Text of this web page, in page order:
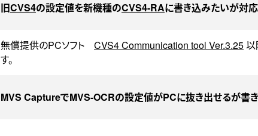
旧CVS4の設定値を新機種のCVS4-RAに書き込みたいが対
無償提供のPCソフト CVS4 Communication tool Ver.3.25
す。
MVS CaptureでMVS-OCRの設定値がPCに抜き出せるが書